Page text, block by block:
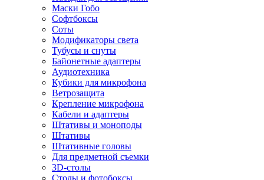
Маски Гобо
Софтбоксы
Соты
Модификаторы света
Тубусы и снуты
Байонетные адаптеры
Аудиотехника
Кубики для микрофона
Ветрозащита
Крепление микрофона
Кабели и адаптеры
Штативы и моноподы
Штативы
Штативные головы
Для предметной съемки
3D-столы
Столы и фотобоксы